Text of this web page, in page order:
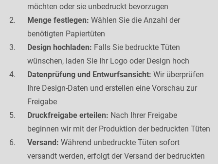
möchten oder sie unbedruckt bevorzugen
Menge festlegen: Wählen Sie die Anzahl der
benötigten Papiertüten
Design hochladen: Falls Sie bedruckte Tüten
wünschen, laden Sie Ihr Logo oder Design hoch
Datenprüfung und Entwurfsansicht: Wir überprüfen
Ihre Design-Daten und erstellen eine Vorschau zur
Freigabe
Druckfreigabe erteilen: Nach Ihrer Freigabe
beginnen wir mit der Produktion der bedruckten Tüten
Versand: Während unbedruckte Tüten sofort
versandt werden, erfolgt der Versand der bedruckten